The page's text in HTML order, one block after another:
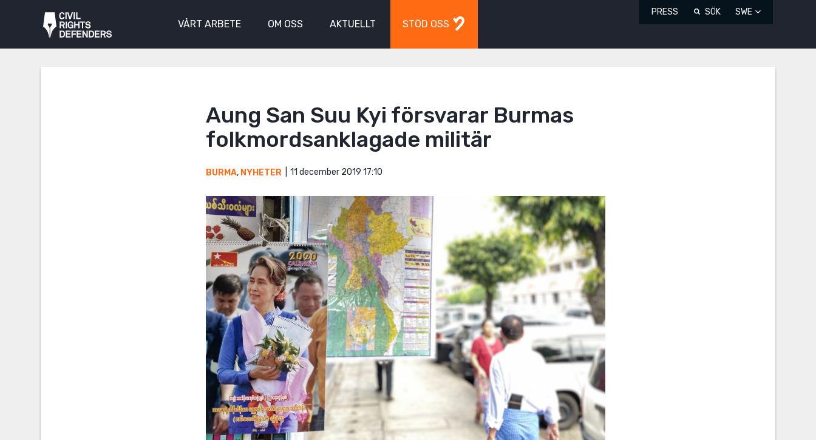
VÅRT ARBETE OM OSS AKTUELLT STÖD OSS
PRESS SÖK SWE
Aung San Suu Kyi försvarar Burmas
folkmordsanklagade militär
BURMA, NYHETER 11 december 2019 17:10